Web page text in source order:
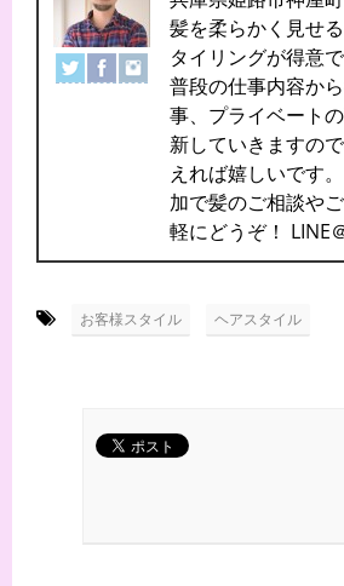
髪を柔らかく見せ
タイリングが得意
普段の仕事内容か
事、プライベート
新していきますの
えれば嬉しいです
加で髪のご相談や
軽にどうぞ！
お客様スタイル ヘアスタイル